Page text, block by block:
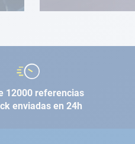
12000 referencias
enviadas en 24h